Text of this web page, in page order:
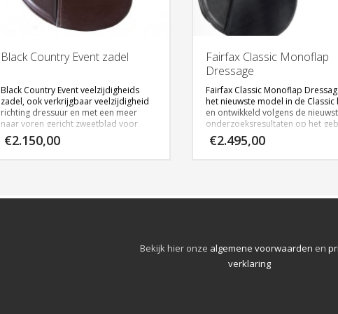
Black Country Event zadel
Black Country Event veelzijdigheids
zadel, ook verkrijgbaar veelzijdigheid
richting dressuur en met een meer
naar voren gericht zweetblad voor
ruiters met lange bovenbenen.
€2.150,00
Fairfax Classic Monoflap
Dressage
Fairfax Classic Monoflap
het nieuwste model in de Classic
en ontwikkeld volgens de
onderzoeksresultaten op het
van biomechanische en drukmeet
testen. Verkrijgbaar in 17″ en 17,5″.
€2.495,00
Bekijk hier onze algemene voorwaarden en
verklaring